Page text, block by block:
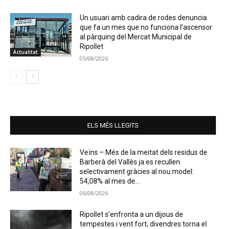
Actualitat
Un usuari amb cadira de rodes denuncia
que fa un mes que no funciona l’ascensor
al pàrquing del Mercat Municipal de
Ripollet
05/08/2026
ELS MÉS LLEGITS
Veïns – Més de la meitat dels residus de
Barberà del Vallès ja es recullen
selectivament gràcies al nou model:
54,08% al mes de...
06/08/2026
Ripollet s’enfronta a un dijous de
tempestes i vent fort; divendres torna el